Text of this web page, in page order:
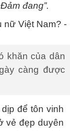
đang”.
khăn của dân
càng được
dịp để tôn vinh
vẻ đẹp duyên